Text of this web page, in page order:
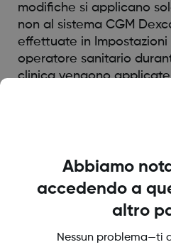
modifiche si applicano
non al sistema CGM
effettuate in
operatore sanitario
clinica vengono applicate
Abbiamo
accedendo a
altro
Nessun problema—ti